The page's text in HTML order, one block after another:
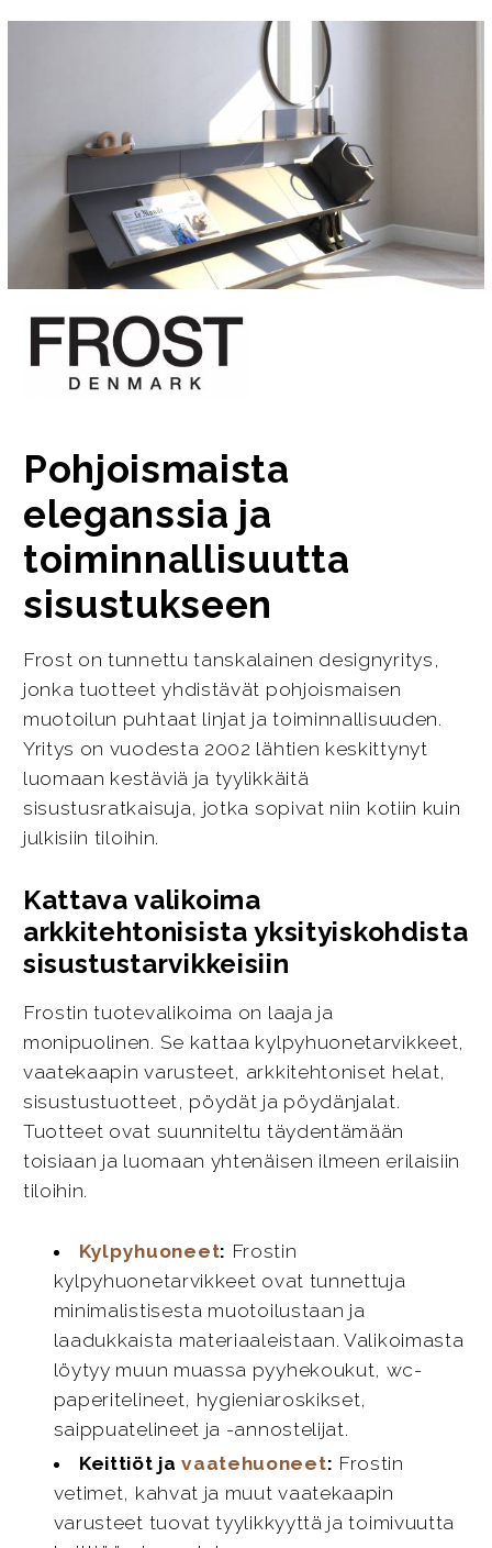
Pohjoismaista
eleganssia ja
toiminnallisuutta
sisustukseen
Frost on tunnettu tanskalainen designyritys,
jonka tuotteet yhdistävät pohjoismaisen
muotoilun puhtaat linjat ja toiminnallisuuden.
Yritys on vuodesta 2002 lähtien keskittynyt
luomaan kestäviä ja tyylikkäitä
sisustusratkaisuja, jotka sopivat niin kotiin kuin
julkisiin tiloihin.
Kattava valikoima
arkkitehtonisista yksityiskohdista
sisustustarvikkeisiin
Frostin tuotevalikoima on laaja ja
monipuolinen. Se kattaa kylpyhuonetarvikkeet,
vaatekaapin varusteet, arkkitehtoniset helat,
sisustustuotteet, pöydät ja pöydänjalat.
Tuotteet ovat suunniteltu täydentämään
toisiaan ja luomaan yhtenäisen ilmeen erilaisiin
tiloihin.
Kylpyhuoneet: Frostin
kylpyhuonetarvikkeet ovat tunnettuja
minimalistisesta muotoilustaan ja
laadukkaista materiaaleistaan. Valikoimasta
löytyy muun muassa pyyhekoukut, wc-
paperitelineet, hygieniaroskikset,
saippuatelineet ja -annostelijat.
Keittiöt javaatehuoneet: Frostin
vetimet, kahvat ja muut vaatekaapin
varusteet tuovat tyylikkyyttä ja toimivuutta